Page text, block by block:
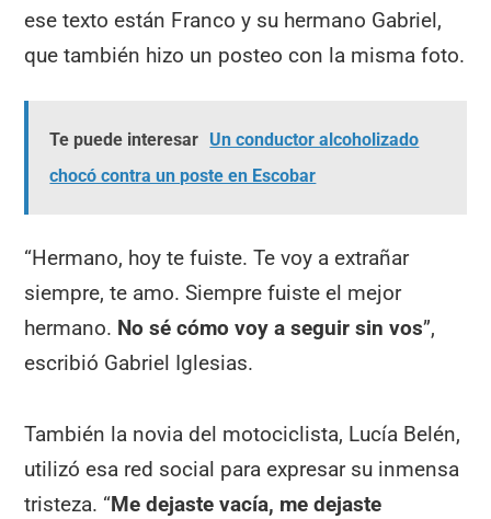
ese texto están Franco y su hermano Gabriel,
que también hizo un posteo con la misma foto.
Te puede interesar Un conductor alcoholizado
chocó contra un poste en Escobar
“Hermano, hoy te fuiste. Te voy a extrañar
siempre, te amo. Siempre fuiste el mejor
hermano. No sé cómo voy a seguir sin vos”,
escribió Gabriel Iglesias.
También la novia del motociclista, Lucía Belén,
utilizó esa red social para expresar su inmensa
tristeza. “Me dejaste vacía, me dejaste